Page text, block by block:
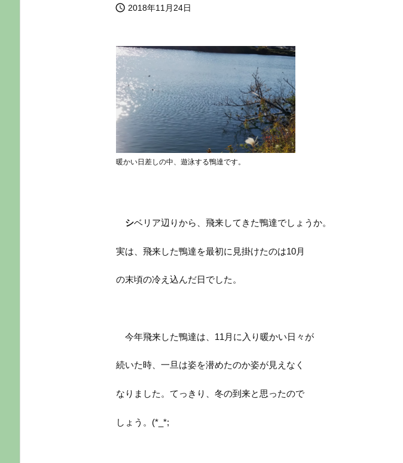
 2018年11月24日
暖かい日差しの中、遊泳する鴨達です。
シベリア辺りから、飛来してきた鴨達でしょうか。
実は、飛来した鴨達を最初に見掛けたのは10月
の末頃の冷え込んだ日でした。
今年飛来した鴨達は、11月に入り暖かい日々が
続いた時、一旦は姿を潜めたのか姿が見えなく
なりました。てっきり、冬の到来と思ったので
しょう。(*_*;